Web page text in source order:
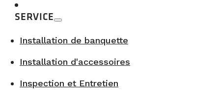
SERVICE
Installation de banquette
Installation d'accessoires
Inspection et Entretien